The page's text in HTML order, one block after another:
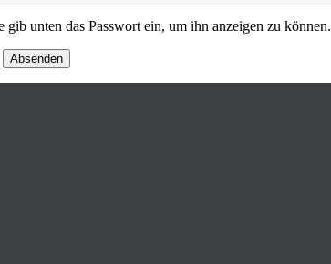
unten das Passwort ein, um ihn anzeigen zu können.